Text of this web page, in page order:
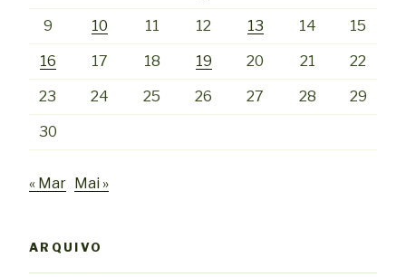
9 10 11 12 13 14 15
16 17 18 19 20 21 22
23 24 25 26 27 28 29
30
« Mar Mai »
ARQUIVO